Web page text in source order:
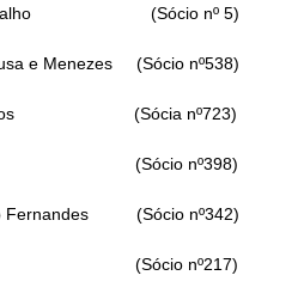
Carvalho (Sócio nº 5)
e Menezes (Sócio nº538)
Santos (Sócia nº723)
(Sócio nº398)
Fernandes (Sócio nº342)
(Sócio nº217)